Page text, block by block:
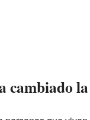
cambiado